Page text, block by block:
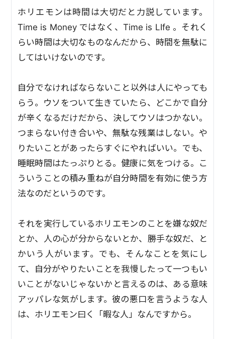
ホリエモンは時間は大切だと力説しています。
Time is Money ではなく、Time is LIfe 。それく
らい時間は大切なものなんだから、時間を無駄に
してはいけないのです。
自分でなければならないこと以外は人にやっても
らう。ウソをついて生きていたら、どこかで自分
が辛くなるだけだから、決してウソはつかない。
つまらない付き合いや、無駄な残業はしない。や
りたいことがあったらすぐにやればいい。でも、
睡眠時間はたっぷりとる。健康に気をつける。こ
ういうことの積み重ねが自分時間を有効に使う方
法なのだというのです。
それを実行しているホリエモンのことを嫌な奴だ
とか、人の心が分からないとか、勝手な奴だ、と
かいう人がいます。でも、そんなことを気にし
て、自分がやりたいことを我慢したって一つもい
いことがないじゃないかと言えるのは、ある意味
アッパレな気がします。彼の悪口を言うような人
は、ホリエモン曰く「暇な人」なんですから。